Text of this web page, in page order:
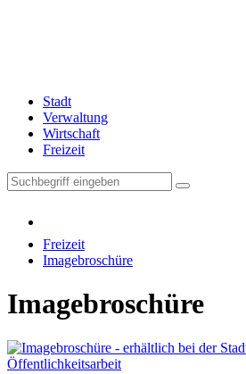
Stadt
Verwaltung
Wirtschaft
Freizeit
Freizeit
Imagebroschüre
Imagebroschüre